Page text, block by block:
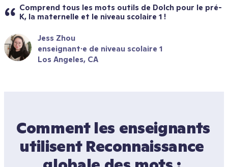
Comprend tous les mots outils de Dolch pour le pré-
K, la maternelle et le niveau scolaire 1 !
Jess Zhou
enseignant·e de niveau scolaire 1
Los Angeles, CA
Comment les enseignants
utilisent Reconnaissance